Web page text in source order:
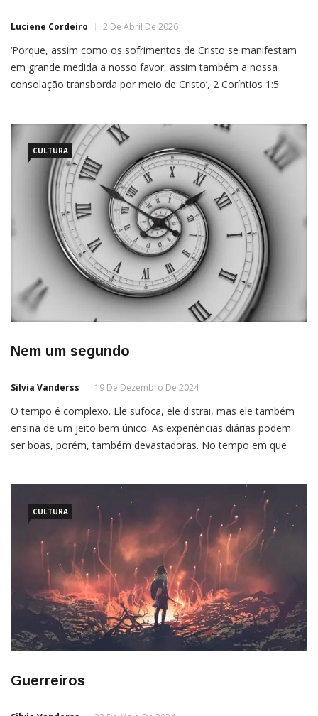
Luciene Cordeiro 2 De Abril De 2026
‘Porque, assim como os sofrimentos de Cristo se manifestam
em grande medida a nosso favor, assim também a nossa
consolação transborda por meio de Cristo’, 2 Coríntios 1:5
verdadeiro consolo é aquele que vem […]
CULTURA
Nem um segundo
Silvia Vanderss 19 De Dezembro De 2024
O tempo é complexo. Ele sufoca, ele distrai, mas ele também
ensina de um jeito bem único. As experiências diárias podem
ser boas, porém, também devastadoras. No tempo em que
CULTURA
Guerreiros